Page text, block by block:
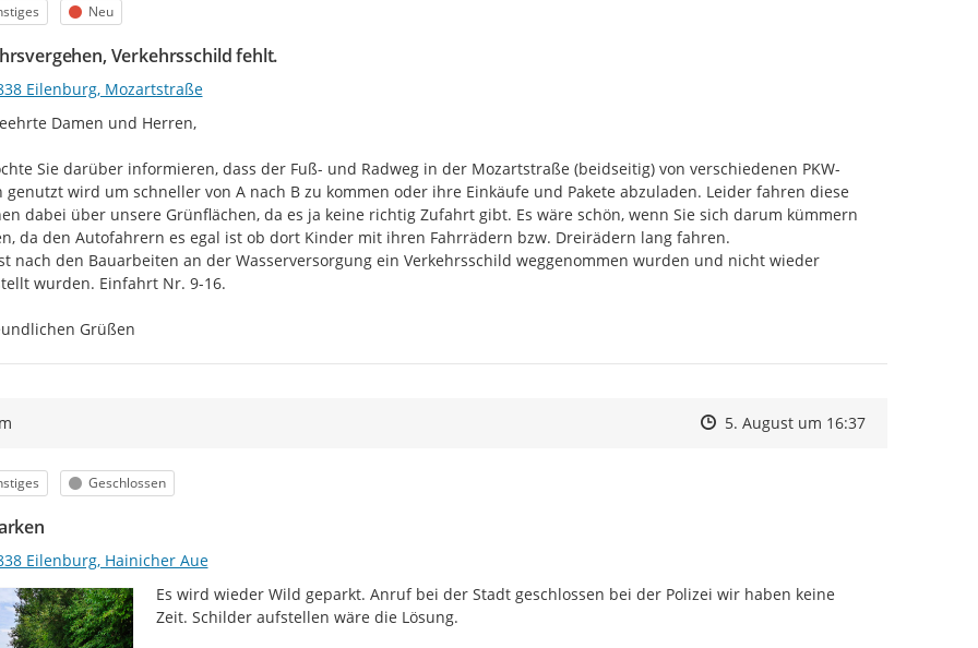
Status
Neu
Verkehrsschild fehlt.
Eilenburg, Mozartstraße
Damen und Herren,
Sie darüber informieren, dass der Fuß- und Radweg in der Mozartstraße (beidseitig) von verschiedenen PKW-
genutzt wird um schneller von A nach B zu kommen oder ihre Einkäufe und Pakete abzuladen. Leider fahren diese
dabei über unsere Grünflächen, da es ja keine richtig Zufahrt gibt. Es wäre schön, wenn Sie sich darum kümmern
da den Autofahrern es egal ist ob dort Kinder mit ihren Fahrrädern bzw. Dreirädern lang fahren.
nach den Bauarbeiten an der Wasserversorgung ein Verkehrsschild weggenommen wurden und nicht wieder
wurden. Einfahrt Nr. 9-16.
Grüßen
Zeitpunkt des Erstellens
Zeitpunkt des Erstellens
5. August um 16:37Zur Äußerung
Status
Geschlossen
Eilenburg, Hainicher Aue
Es wird wieder Wild geparkt. Anruf bei der Stadt geschlossen bei der Polizei wir haben keine
Zeit. Schilder aufstellen wäre die Lösung.